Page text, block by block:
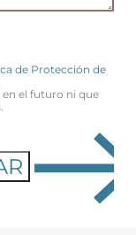
de Protección de
el futuro ni que